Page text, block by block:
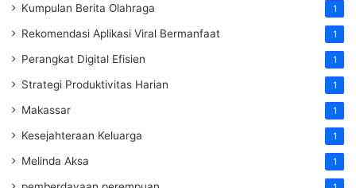
Kumpulan Berita Olahraga 1
Rekomendasi Aplikasi Viral Bermanfaat 1
Perangkat Digital Efisien 1
Strategi Produktivitas Harian 1
Makassar 1
Kesejahteraan Keluarga 1
Melinda Aksa 1